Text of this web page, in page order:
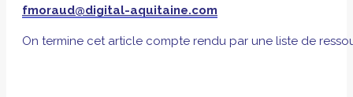
fmoraud@digital-aquitaine.com
On termine cet article compte rendu par une liste de